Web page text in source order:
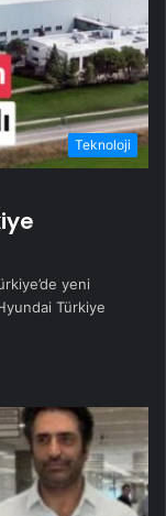
Teknoloji
yeni
Türkiye